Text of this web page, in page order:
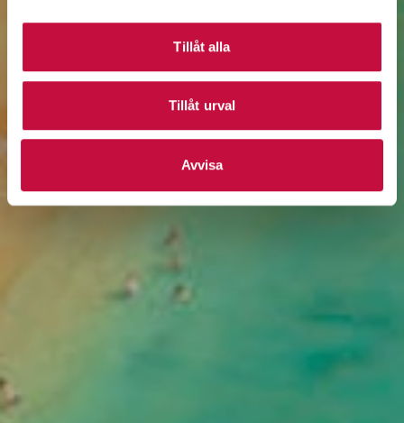
Tillåt alla
Tillåt urval
Avvisa